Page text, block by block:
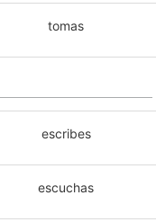
tomas
escribes
escuchas